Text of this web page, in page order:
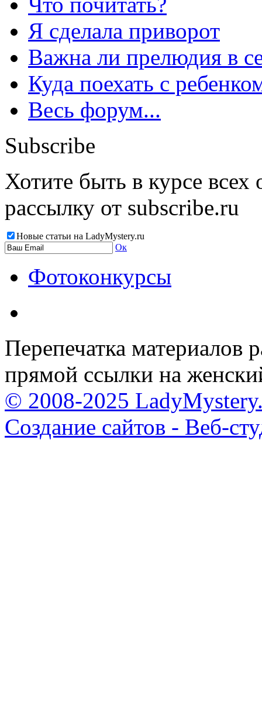
Я сделала приворот
Важна ли прелюдия в
Куда поехать с
Весь форум...
Subscribe
Хотите быть в курсе
рассылку от subscribe.ru
Новые статьи на LadyMystery.ru
Ок
Фотоконкурсы
Перепечатка материалов
прямой ссылки на
© 2008-2025
Создание сайтов - Веб-